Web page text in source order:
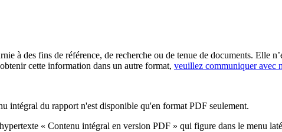
à des fins de référence, de recherche ou de tenue de documents. Elle
cette information dans un autre format, veuillez communiquer avec
intégral du rapport n'est disponible qu'en format PDF seulement.
« Contenu intégral en version PDF » qui figure dans le menu